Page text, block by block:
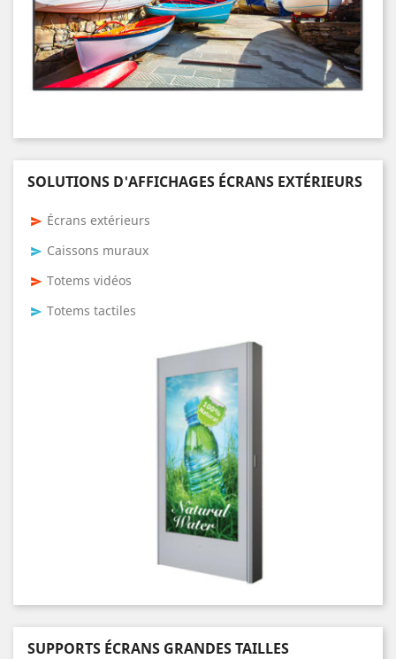
SOLUTIONS D'AFFICHAGES ÉCRANS EXTÉRIEURS
send Écrans extérieurs
send Caissons muraux
send Totems vidéos
send Totems tactiles
SUPPORTS ÉCRANS GRANDES TAILLES